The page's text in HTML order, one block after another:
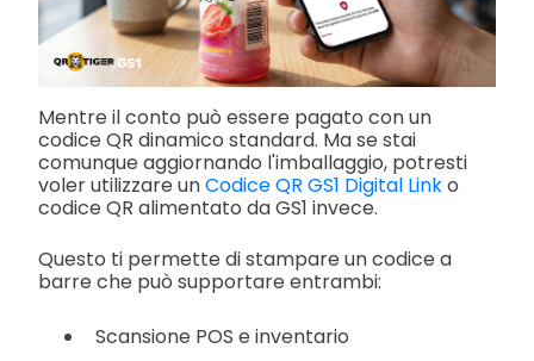
Mentre il conto può essere pagato con un
codice QR dinamico standard. Ma se stai
comunque aggiornando l'imballaggio, potresti
voler utilizzare unCodice QR GS1 Digital Linko
codice QR alimentato da GS1 invece.
Questo ti permette di stampare un codice a
barre che può supportare entrambi:
Scansione POS e inventario